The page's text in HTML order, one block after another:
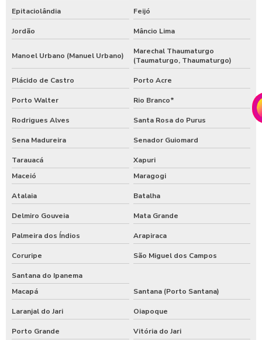
Epitaciolândia Feijó
Jordão Mâncio Lima
Manoel Urbano (Manuel Urbano)
Marechal Thaumaturgo
(Taumaturgo, Thaumaturgo)
Plácido de Castro Porto Acre
Porto Walter Rio Branco*
Rodrigues Alves Santa Rosa do Purus
Sena Madureira Senador Guiomard
Tarauacá
Xapuri
Maceió
Maragogi
Atalaia Batalha
Delmiro Gouveia Mata Grande
Palmeira dos Índios Arapiraca
Coruripe São Miguel dos Campos
Santana do Ipanema
Macapá
Santana (Porto Santana)
Laranjal do Jari Oiapoque
Porto Grande Vitória do Jari